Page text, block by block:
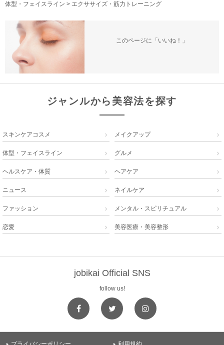
体型・フェイスライン > エクササイズ・筋力トレーニング
このページに「いいね！」
ジャンルから美容法を探す
スキンケアコスメ  メイクアップ 
体型・フェイスライン  グルメ 
ヘルスケア・体質  ヘアケア 
ニュース  ネイルケア 
ファッション  メンタル・スピリチュアル 
恋愛  美容医療・美容整形 
jobikai Official SNS
follow us!
 